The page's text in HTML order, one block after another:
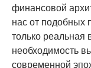
финансовой
нас от подобных
только реальная
необходимость
современной